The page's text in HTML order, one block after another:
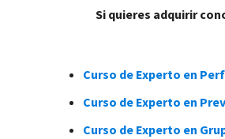
Si quieres adquirir
Curso de Experto en
Curso de Experto en
Curso de Experto en